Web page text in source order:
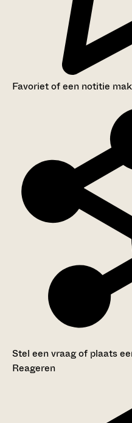
Favoriet of een notitie
Stel een vraag of plaats
Reageren